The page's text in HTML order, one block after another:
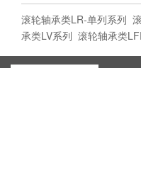
滚轮轴承类LR-单列系列
承类LV系列 滚轮轴承类